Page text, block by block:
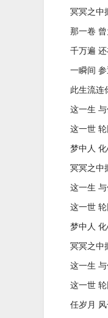
冥冥之中
那一卷
千万遍
一瞬间
此生流连
这一生
这一世
梦中人
冥冥之中
这一生
这一世
梦中人
冥冥之中
这一生
这一世
任岁月